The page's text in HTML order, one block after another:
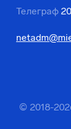
Телеграф
© 2018-